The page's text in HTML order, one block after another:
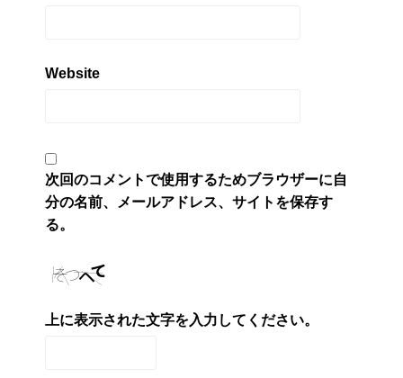
Website
次回のコメントで使用するためブラウザーに自
分の名前、メールアドレス、サイトを保存す
る。
上に表示された文字を入力してください。